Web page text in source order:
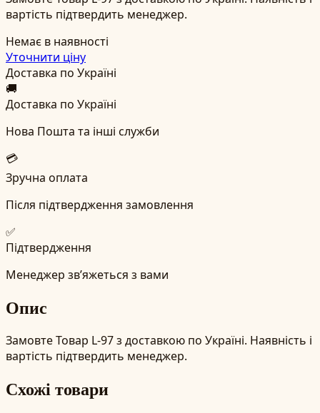
вартість підтвердить менеджер.
Немає в наявності
Уточнити ціну
Доставка по Україні
🚚
Доставка по Україні
Нова Пошта та інші служби
💳
Зручна оплата
Після підтвердження замовлення
✅
Підтвердження
Менеджер зв’яжеться з вами
Опис
Замовте Товар L-97 з доставкою по Україні. Наявність і
вартість підтвердить менеджер.
Схожі товари